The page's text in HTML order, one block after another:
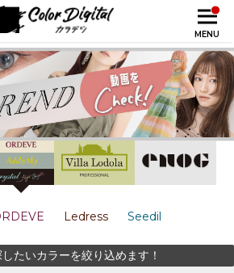
MENU
Ledress Seedil
たいカラーを絞り込めます！